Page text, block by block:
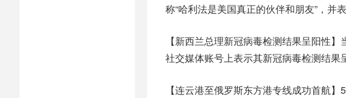
称“哈利法是美国真正的伙伴和朋友”，并
【新西兰总理新冠病毒检测结果呈阳性
社交媒体账号上表示其新冠病毒检测结果
【连云港至俄罗斯东方港专线成功首航